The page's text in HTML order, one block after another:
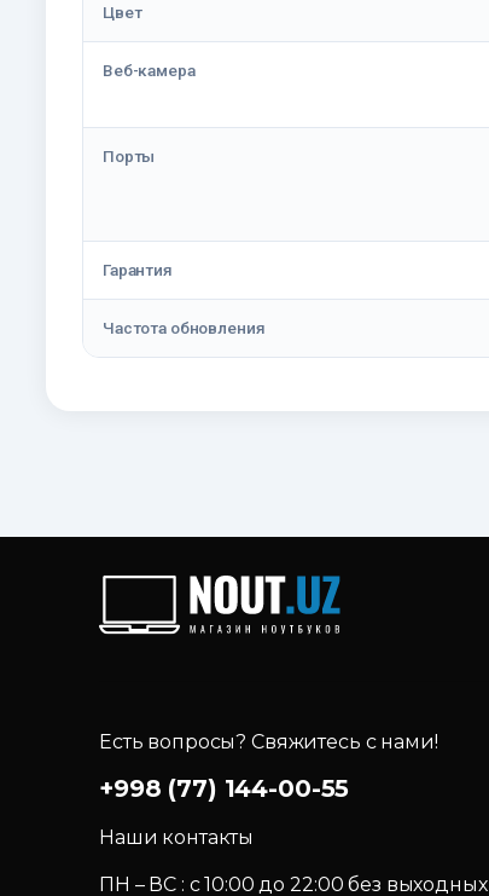
Цвет
Веб-камера
Порты
Гарантия
Частота обновления
Есть вопросы? Свяжитесь с нами!
+998 (77) 144-00-55
Наши контакты
ПН – ВС : c 10:00 до 22:00 без выходных